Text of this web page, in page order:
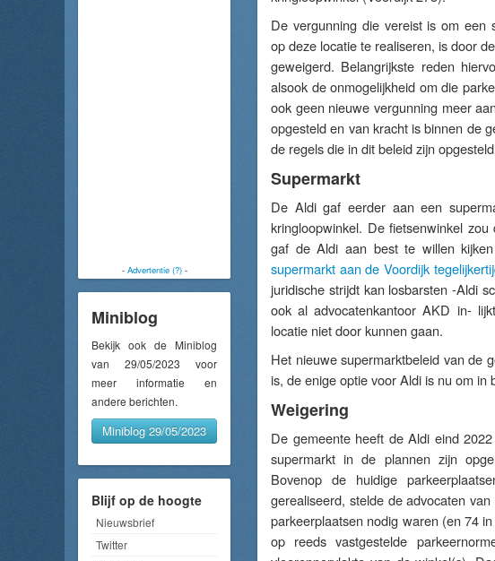
- Advertentie (?)-
Miniblog
Bekijk ook de Miniblog
van 29/05/2023 voor
meer informatie en
andere berichten.
Miniblog 29/05/2023
Blijf op de hoogte
Nieuwsbrief
Twitter
De vergunning die vereist is om een
op deze locatie te realiseren, is door
geweigerd. Belangrijkste reden
alsook de onmogelijkheid om die
ook geen nieuwe vergunning meer
opgesteld en van kracht is binnen de
de regels die in dit beleid zijn
Supermarkt
De Aldi gaf eerder aan een
kringloopwinkel. De fietsenwinkel
gaf de Aldi aan best te willen
supermarkt aan de Voordijk
juridische strijdt kan losbarsten -Aldi
ook al advocatenkantoor AKD in-
locatie niet door kunnen gaan.
Het nieuwe supermarktbeleid van de
is, de enige optie voor Aldi is nu om
Weigering
De gemeente heeft de Aldi eind
supermarkt in de plannen zijn
Bovenop de huidige
gerealiseerd, stelde de advocaten
parkeerplaatsen nodig waren (en 74
op reeds vastgestelde